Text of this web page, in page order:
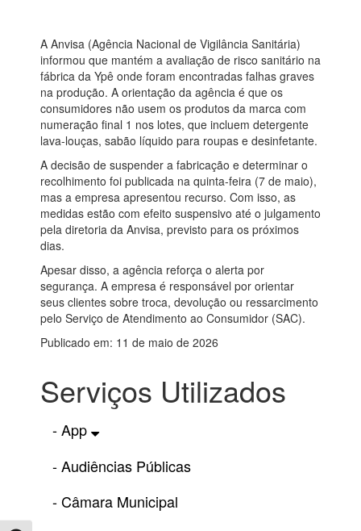
A Anvisa (Agência Nacional de Vigilância Sanitária)
informou que mantém a avaliação de risco sanitário na
fábrica da Ypê onde foram encontradas falhas graves
na produção. A orientação da agência é que os
consumidores não usem os produtos da marca com
numeração final 1 nos lotes, que incluem detergente
lava-louças, sabão líquido para roupas e desinfetante.
A decisão de suspender a fabricação e determinar o
recolhimento foi publicada na quinta-feira (7 de maio),
mas a empresa apresentou recurso. Com isso, as
medidas estão com efeito suspensivo até o julgamento
pela diretoria da Anvisa, previsto para os próximos
dias.
Apesar disso, a agência reforça o alerta por
segurança. A empresa é responsável por orientar
seus clientes sobre troca, devolução ou ressarcimento
pelo Serviço de Atendimento ao Consumidor (SAC).
Publicado em: 11 de maio de 2026
Serviços Utilizados
- App
- Audiências Públicas
- Câmara Municipal